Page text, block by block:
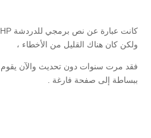
ولكن كان هناك القليل من الأخطاء ،
فقد مرت سنوات دون تحديث والآن يقوم
ببساطة إلى صفحة فارغة .